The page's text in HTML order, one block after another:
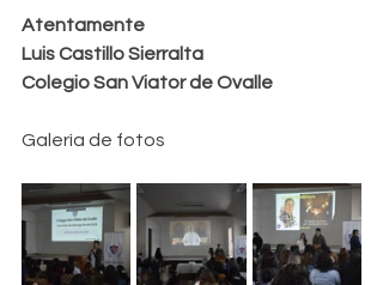
Atentamente
Luis Castillo Sierralta
Colegio San Viator de Ovalle
Galerìa de fotos